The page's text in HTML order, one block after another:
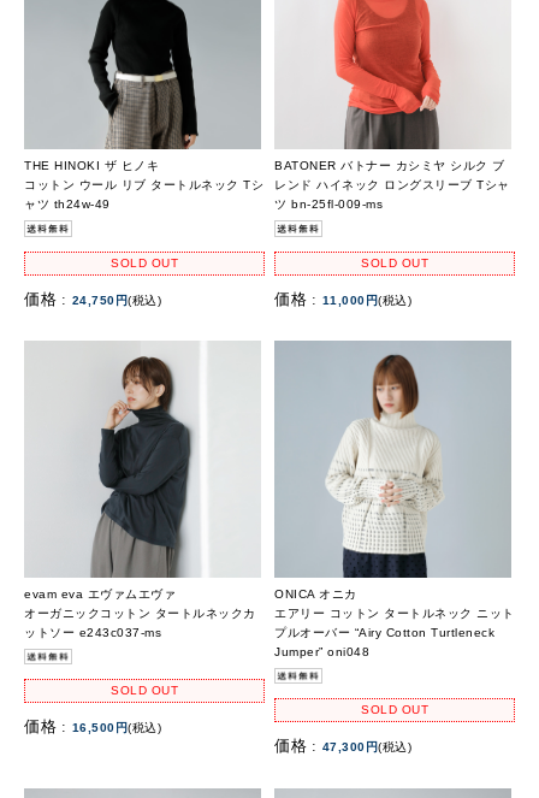
THE HINOKI ザ ヒノキ
コットン ウール リブ タートルネック Tシ
ャツ th24w-49
SOLD OUT
価格 : 24,750円(税込)
BATONER バトナー カシミヤ シルク ブ
レンド ハイネック ロングスリーブ Tシャ
ツ bn-25fl-009-ms
SOLD OUT
価格 : 11,000円(税込)
evam eva エヴァムエヴァ
オーガニックコットン タートルネックカ
ットソー e243c037-ms
SOLD OUT
価格 : 16,500円(税込)
ONICA オニカ
エアリー コットン タートルネック ニット
プルオーバー “Airy Cotton Turtleneck
Jumper” oni048
SOLD OUT
価格 : 47,300円(税込)